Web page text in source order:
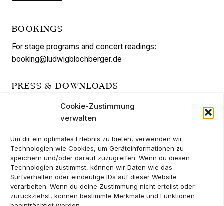
Cookie-Zustimmung
verwalten
Um dir ein optimales Erlebnis zu bieten, verwenden wir
Technologien wie Cookies, um Geräteinformationen zu
speichern und/oder darauf zuzugreifen. Wenn du diesen
Technologien zustimmst, können wir Daten wie das
Surfverhalten oder eindeutige IDs auf dieser Website
verarbeiten. Wenn du deine Zustimmung nicht erteilst oder
zurückziehst, können bestimmte Merkmale und Funktionen
BOOKINGS
For stage programs and concert readings:
booking@ludwigblochberger.de
PRESS & DOWNLOADS
Pressefotos herunterladen (ZIP)
AUTOGRAPHS
Autograph requests can be forwarded via the acting
agency.
Please enclose a self-addressed, stamped envelope for